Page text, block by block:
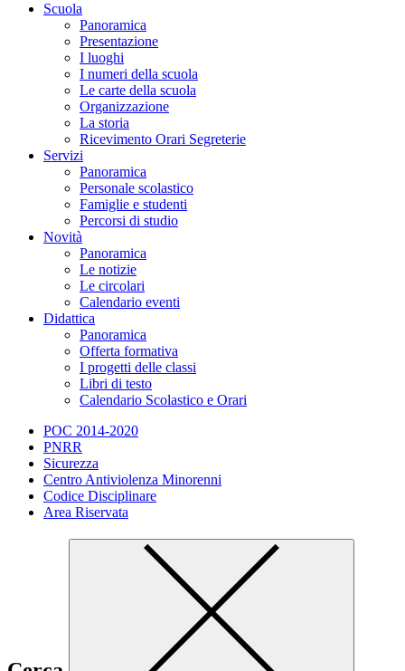
Scuola
Panoramica
Presentazione
I luoghi
I numeri della scuola
Le carte della scuola
Organizzazione
La storia
Ricevimento Orari Segreterie
Servizi
Panoramica
Personale scolastico
Famiglie e studenti
Percorsi di studio
Novità
Panoramica
Le notizie
Le circolari
Calendario eventi
Didattica
Panoramica
Offerta formativa
I progetti delle classi
Libri di testo
Calendario Scolastico e Orari
POC 2014-2020
PNRR
Sicurezza
Centro Antiviolenza Minorenni
Codice Disciplinare
Area Riservata